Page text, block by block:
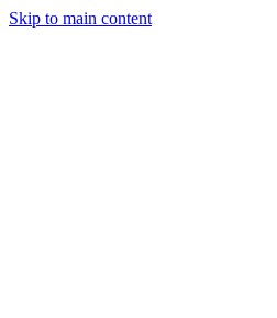
Skip to main content